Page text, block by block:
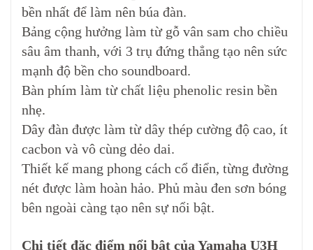
bền nhất để làm nên búa đàn.
Bảng cộng hưởng làm từ gỗ vân sam cho chiều
sâu âm thanh, với 3 trụ đứng thẳng tạo nên sức
mạnh độ bền cho soundboard.
Bàn phím làm từ chất liệu phenolic resin bền
nhẹ.
Dây đàn được làm từ dây thép cường độ cao, ít
cacbon và vô cùng dẻo dai.
Thiết kế mang phong cách cổ điển, từng đường
nét được làm hoàn hảo. Phủ màu đen sơn bóng
bên ngoài càng tạo nên sự nổi bật.
​Chi tiết đặc điểm nổi bật của Yamaha U3H